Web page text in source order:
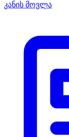
კანის მოვლა